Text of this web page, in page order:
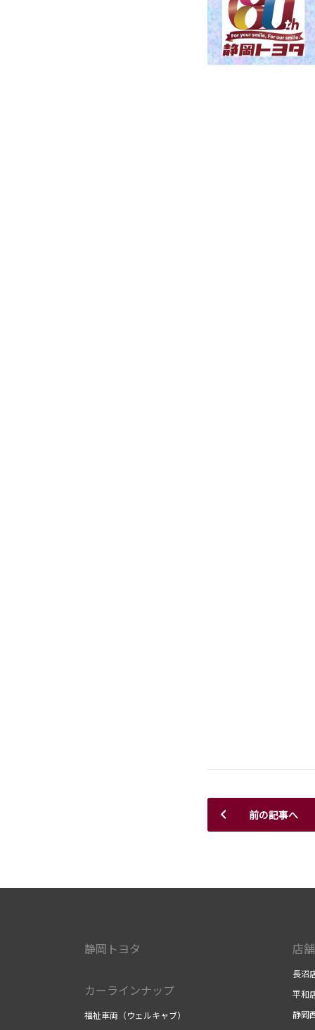
前の記事へ
静岡トヨタ
カーラインナップ
福祉車両（ウェルキャブ）
店
長沼
平和
静岡